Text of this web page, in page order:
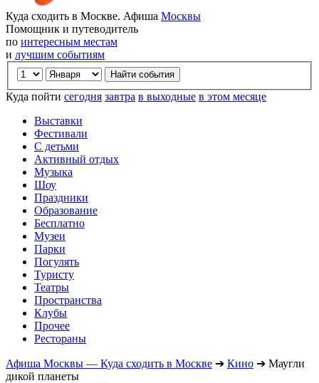
Куда сходить в Москве. Афиша Москвы
Помощник и путеводитель
по интересным местам
и лучшим событиям
Куда пойти сегодня завтра в выходные в этом месяце
Выставки
Фестивали
С детьми
Активный отдых
Музыка
Шоу
Праздники
Образование
Бесплатно
Музеи
Парки
Погулять
Туристу
Театры
Пространства
Клубы
Прочее
Рестораны
Афиша Москвы — Куда сходить в Москве ➔ Кино ➔ Маугли
дикой планеты